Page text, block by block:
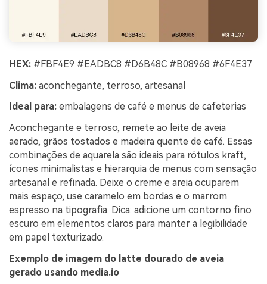
HEX: #FBF4E9 #EADBC8 #D6B48C #B08968 #6F4E37
Clima: aconchegante, terroso, artesanal
Ideal para: embalagens de café e menus de cafeterias
Aconchegante e terroso, remete ao leite de aveia
aerado, grãos tostados e madeira quente de café. Essas
combinações de aquarela são ideais para rótulos kraft,
ícones minimalistas e hierarquia de menus com sensação
artesanal e refinada. Deixe o creme e areia ocuparem
mais espaço, use caramelo em bordas e o marrom
espresso na tipografia. Dica: adicione um contorno fino
escuro em elementos claros para manter a legibilidade
em papel texturizado.
Exemplo de imagem do latte dourado de aveia
gerado usando media.io